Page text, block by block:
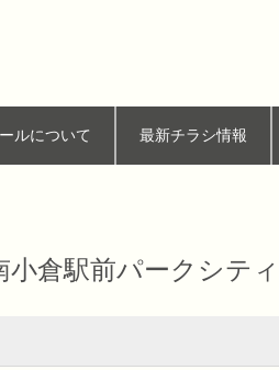
ルについて 最新チラシ情報
小倉駅前パークシテ